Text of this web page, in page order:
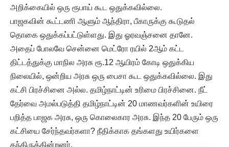
அறிக்கையில் ஒரு ரூபாய் கூட ஒதுக்கவில்லை.
பாஜகவின் கூட்டணி ஆளும் ஆந்திரா, பீகாருக்கு கூடுதல்
தொகை ஒதுக்கப்பட்டுள்ளது. இது ஓரவஞ்சனை தானே.
அதைப் போலவே சென்னை மெட்ரோ ரயில் 2ஆம் கட்ட
திட்டத்துக்கு மாநில அரசு ரூ.12 ஆயிரம் கோடி ஒதுக்கிய
நிலையில், ஒன்றிய அரசு ஒரு பைசா கூட ஒதுக்கவில்லை. இது
கட்சி பிரச்சினை அல்ல. தமிழ்நாட்டின் உரிமை பிரச்சினை. நீட்
தேர்வை அமல்படுத்தி தமிழ்நாட்டின் 20 மாணவர்களின் உயிரை
பறித்த பாஜக அரசு, ஒரு கொலைகார அரசு. இந்த 20 பேரும் ஒரு
கட்சியை சேர்ந்தவர்களா? நீதிக்காக தங்களது உயிர்களை
தந்திருக்கின்றனர்.